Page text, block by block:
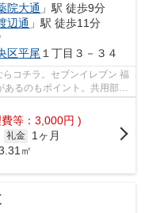
院大通 」駅 徒歩9分
辺通 」駅 徒歩11分
区平尾 １丁目３－３４
コチラ。セブンイレブン 福
るのもポイント。共用部に
等：3,000円 )
礼金
1ヶ月
㎡